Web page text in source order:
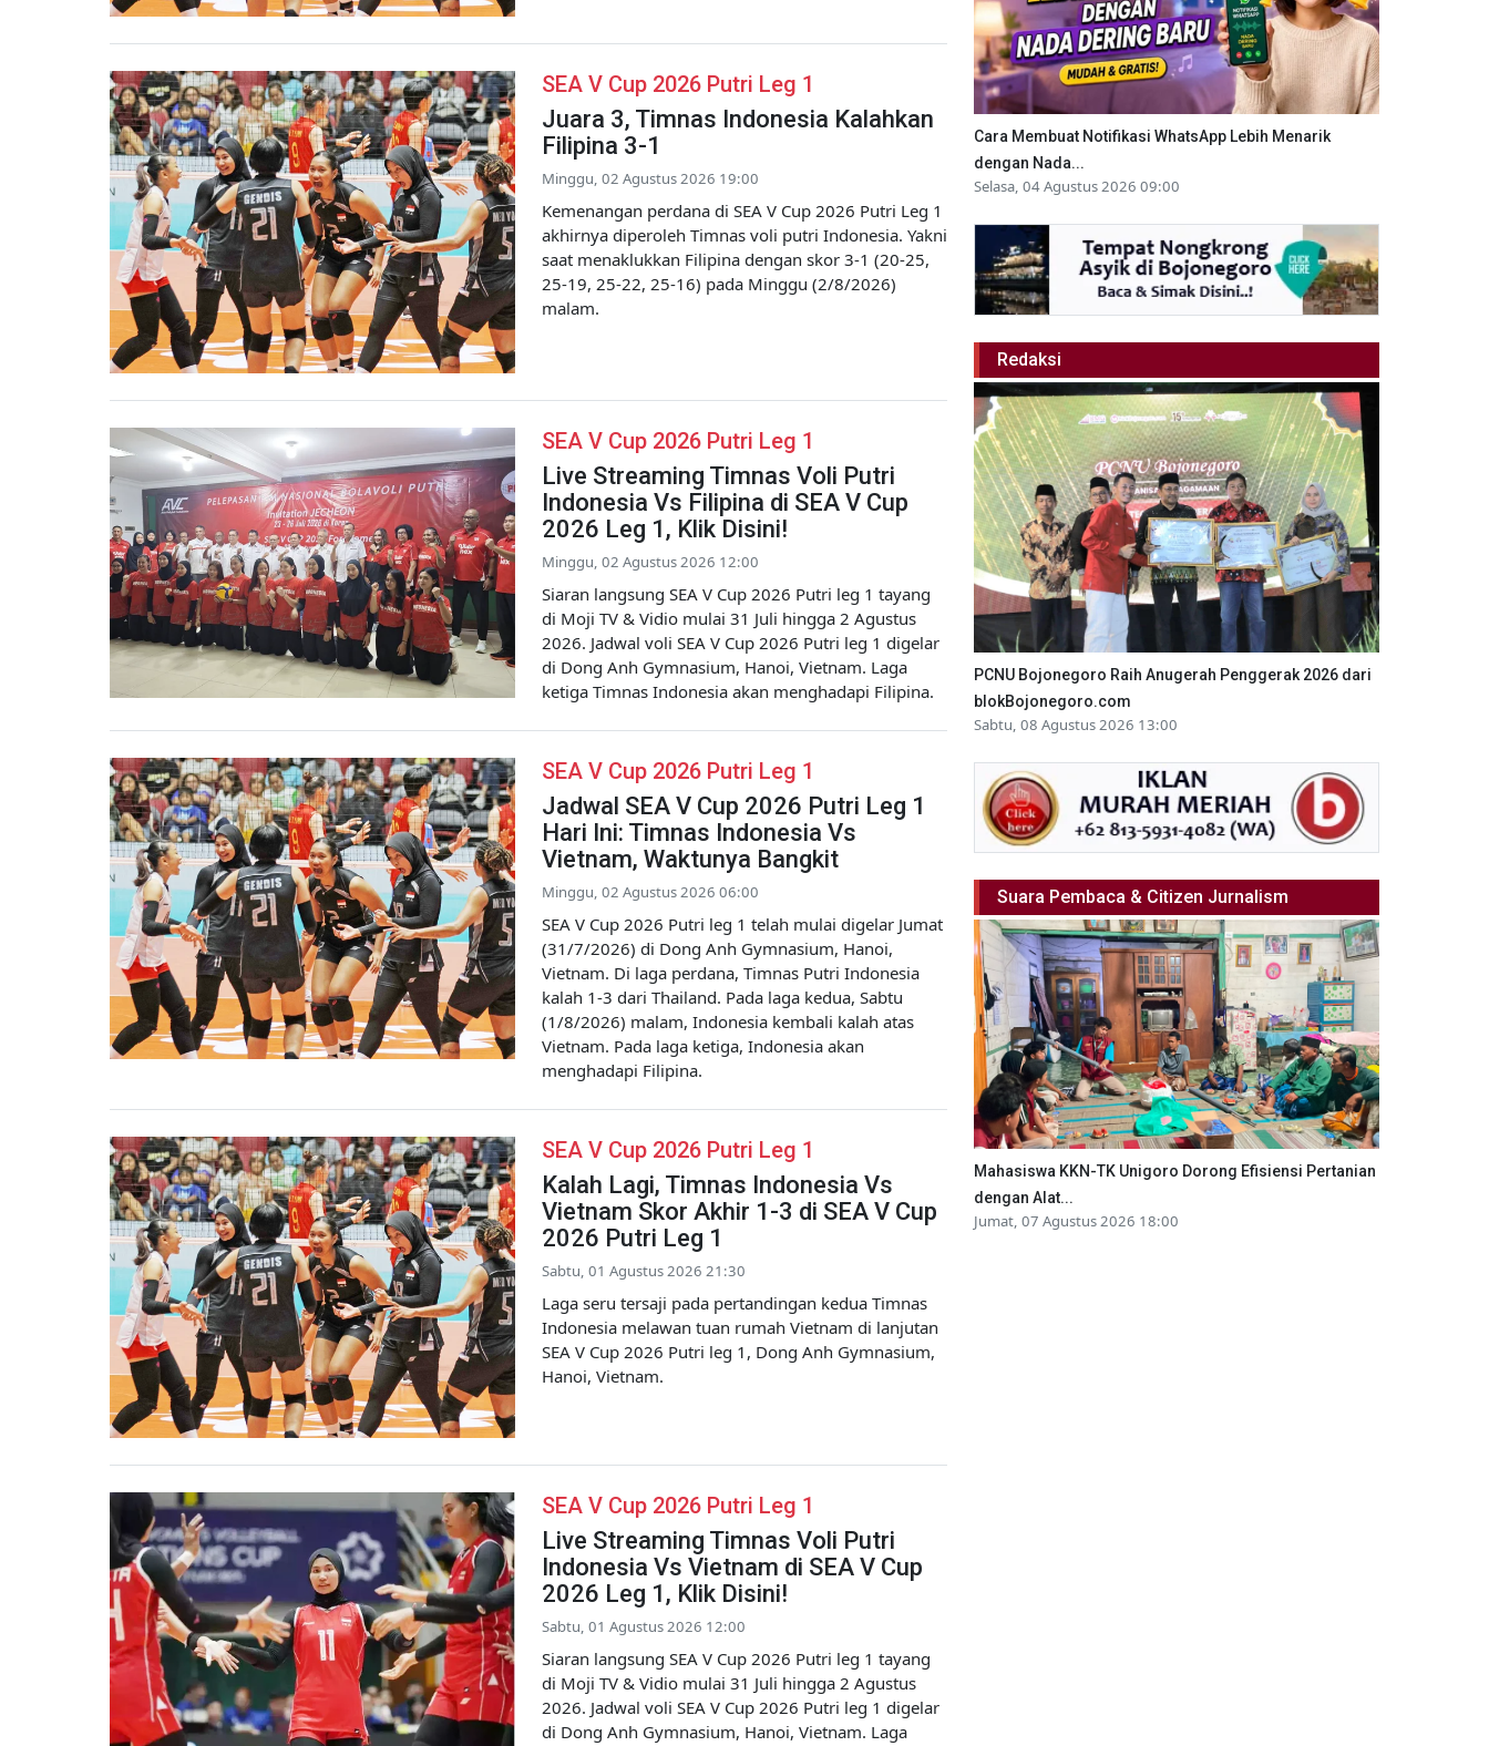
SEA V Cup 2026 Putri Leg 1
Juara 3, Timnas Indonesia Kalahkan
Filipina 3-1
Minggu, 02 Agustus 2026 19:00
Kemenangan perdana di SEA V Cup 2026 Putri Leg 1
akhirnya diperoleh Timnas voli putri Indonesia. Yakni
saat menaklukkan Filipina dengan skor 3-1 (20-25,
25-19, 25-22, 25-16) pada Minggu (2/8/2026)
malam.
SEA V Cup 2026 Putri Leg 1
Live Streaming Timnas Voli Putri
Indonesia Vs Filipina di SEA V Cup
2026 Leg 1, Klik Disini!
Minggu, 02 Agustus 2026 12:00
Siaran langsung SEA V Cup 2026 Putri leg 1 tayang
di Moji TV & Vidio mulai 31 Juli hingga 2 Agustus
2026. Jadwal voli SEA V Cup 2026 Putri leg 1 digelar
di Dong Anh Gymnasium, Hanoi, Vietnam. Laga
ketiga Timnas Indonesia akan menghadapi Filipina.
SEA V Cup 2026 Putri Leg 1
Jadwal SEA V Cup 2026 Putri Leg 1
Hari Ini: Timnas Indonesia Vs
Vietnam, Waktunya Bangkit
Minggu, 02 Agustus 2026 06:00
SEA V Cup 2026 Putri leg 1 telah mulai digelar Jumat
(31/7/2026) di Dong Anh Gymnasium, Hanoi,
Vietnam. Di laga perdana, Timnas Putri Indonesia
kalah 1-3 dari Thailand. Pada laga kedua, Sabtu
(1/8/2026) malam, Indonesia kembali kalah atas
Vietnam. Pada laga ketiga, Indonesia akan
menghadapi Filipina.
SEA V Cup 2026 Putri Leg 1
Kalah Lagi, Timnas Indonesia Vs
Vietnam Skor Akhir 1-3 di SEA V Cup
2026 Putri Leg 1
Sabtu, 01 Agustus 2026 21:30
Laga seru tersaji pada pertandingan kedua Timnas
Indonesia melawan tuan rumah Vietnam di lanjutan
SEA V Cup 2026 Putri leg 1, Dong Anh Gymnasium,
Hanoi, Vietnam.
SEA V Cup 2026 Putri Leg 1
Live Streaming Timnas Voli Putri
Indonesia Vs Vietnam di SEA V Cup
2026 Leg 1, Klik Disini!
Sabtu, 01 Agustus 2026 12:00
Siaran langsung SEA V Cup 2026 Putri leg 1 tayang
di Moji TV & Vidio mulai 31 Juli hingga 2 Agustus
2026. Jadwal voli SEA V Cup 2026 Putri leg 1 digelar
di Dong Anh Gymnasium, Hanoi, Vietnam. Laga
Cara Membuat Notifikasi WhatsApp Lebih Menarik
dengan Nada...
Selasa, 04 Agustus 2026 09:00
Redaksi
PCNU Bojonegoro Raih Anugerah Penggerak 2026 dari
blokBojonegoro.com
Sabtu, 08 Agustus 2026 13:00
Suara Pembaca & Citizen Jurnalism
Mahasiswa KKN-TK Unigoro Dorong Efisiensi Pertanian
dengan Alat...
Jumat, 07 Agustus 2026 18:00